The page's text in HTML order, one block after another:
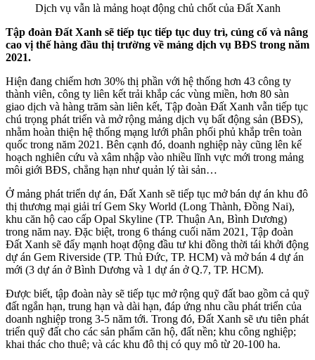
Dịch vụ vẫn là mảng hoạt động chủ chốt của Đất Xanh
Tập đoàn Đất Xanh sẽ tiếp tục tiếp tục duy trì, củng cố và nâng
cao vị thế hàng đầu thị trường về mảng dịch vụ BĐS trong năm
2021.
Hiện đang chiếm hơn 30% thị phần với hệ thống hơn 43 công ty
thành viên, công ty liên kết trải khắp các vùng miền, hơn 80 sàn
giao dịch và hàng trăm sàn liên kết, Tập đoàn Đất Xanh vẫn tiếp tục
chú trọng phát triển và mở rộng mảng dịch vụ bất động sản (BĐS),
nhằm hoàn thiện hệ thống mạng lưới phân phối phủ khắp trên toàn
quốc trong năm 2021. Bên cạnh đó, doanh nghiệp này cũng lên kế
hoạch nghiên cứu và xâm nhập vào nhiều lĩnh vực mới trong mảng
môi giới BĐS, chẳng hạn như quản lý tài sản…
Ở mảng phát triển dự án, Đất Xanh sẽ tiếp tục mở bán dự án khu đô
thị thương mại giải trí Gem Sky World (Long Thành, Đồng Nai),
khu căn hộ cao cấp Opal Skyline (TP. Thuận An, Bình Dương)
trong năm nay. Đặc biệt, trong 6 tháng cuối năm 2021, Tập đoàn
Đất Xanh sẽ đẩy mạnh hoạt động đầu tư khi đồng thời tái khởi động
dự án Gem Riverside (TP. Thủ Đức, TP. HCM) và mở bán 4 dự án
mới (3 dự án ở Bình Dương và 1 dự án ở Q.7, TP. HCM).
Được biết, tập đoàn này sẽ tiếp tục mở rộng quỹ đất bao gồm cả quỹ
đất ngắn hạn, trung hạn và dài hạn, đáp ứng nhu cầu phát triển của
doanh nghiệp trong 3-5 năm tới. Trong đó, Đất Xanh sẽ ưu tiên phát
triển quỹ đất cho các sản phẩm căn hộ, đất nền; khu công nghiệp;
khai thác cho thuê; và các khu đô thị có quy mô từ 20-100 ha.